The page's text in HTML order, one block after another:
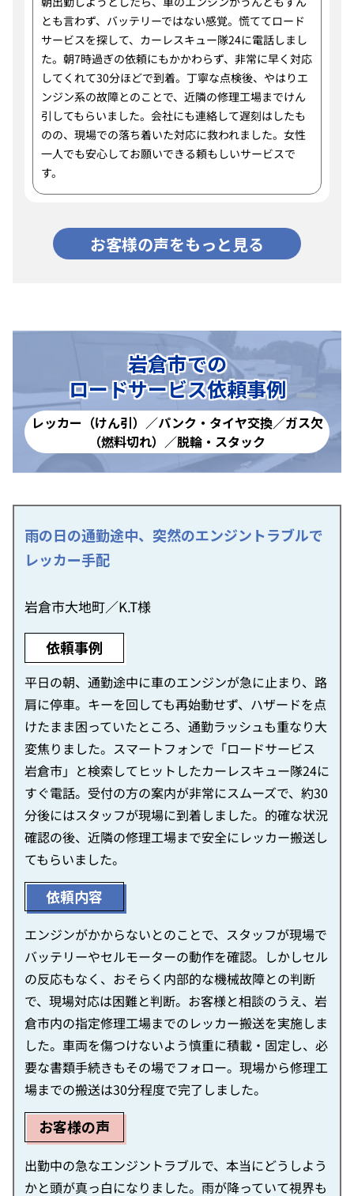
とも言わず、バッテリーではない感覚。慌ててロード
サービスを探して、カーレスキュー隊24に電話しまし
た。朝7時過ぎの依頼にもかかわらず、非常に早く対応
してくれて30分ほどで到着。丁寧な点検後、やはりエ
ンジン系の故障とのことで、近隣の修理工場までけん
引してもらいました。会社にも連絡して遅刻はしたも
のの、現場での落ち着いた対応に救われました。女性
一人でも安心してお願いできる頼もしいサービスで
す。
お客様の声をもっと見る
岩倉市での
ロードサービス依頼事例
レッカー（けん引）／パンク・タイヤ交換／ガス欠
（燃料切れ）／脱輪・スタック
雨の日の通勤途中、突然のエンジントラブルで
レッカー手配
岩倉市大地町／K.T様
依頼事例
平日の朝、通勤途中に車のエンジンが急に止まり、路
肩に停車。キーを回しても再始動せず、ハザードを点
けたまま困っていたところ、通勤ラッシュも重なり大
変焦りました。スマートフォンで「ロードサービス
岩倉市」と検索してヒットしたカーレスキュー隊24に
すぐ電話。受付の方の案内が非常にスムーズで、約30
分後にはスタッフが現場に到着しました。的確な状況
確認の後、近隣の修理工場まで安全にレッカー搬送し
てもらいました。
依頼内容
エンジンがかからないとのことで、スタッフが現場で
バッテリーやセルモーターの動作を確認。しかしセル
の反応もなく、おそらく内部的な機械故障との判断
で、現場対応は困難と判断。お客様と相談のうえ、岩
倉市内の指定修理工場までのレッカー搬送を実施しま
した。車両を傷つけないよう慎重に積載・固定し、必
要な書類手続きもその場でフォロー。現場から修理工
場までの搬送は30分程度で完了しました。
お客様の声
出勤中の急なエンジントラブルで、本当にどうしよう
かと頭が真っ白になりました。雨が降っていて視界も